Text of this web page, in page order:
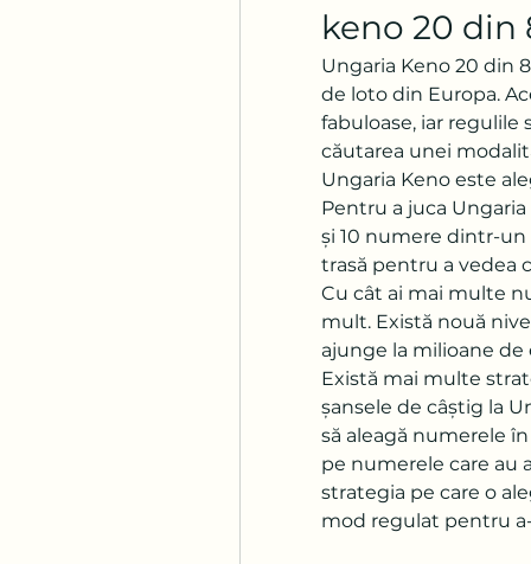
keno 20 din
Ungaria Keno 20 din
de loto din Europa.
fabuloase, iar regulile
căutarea unei
Ungaria Keno este
Pentru a juca
și 10 numere dintr-un
trasă pentru a vedea
Cu cât ai mai multe
mult. Există nouă
ajunge la milioane de
Există mai multe
șansele de câștig la
să aleagă numerele
pe numerele care au
strategia pe care o
mod regulat pentru